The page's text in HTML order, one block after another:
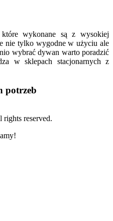
wykonane są z wysokiej
nie tylko wygodne w użyciu ale
wybrać dywan warto poradzić
w sklepach stacjonarnych z
potrzeb
reserved.